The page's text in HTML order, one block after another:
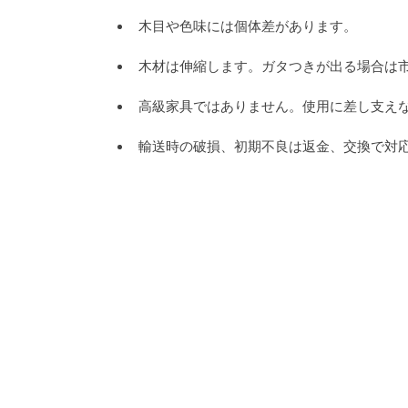
木目や色味には個体差があります。
木材は伸縮します。ガタつきが出る場合は
高級家具ではありません。使用に差し支え
輸送時の破損、初期不良は返金、交換で対